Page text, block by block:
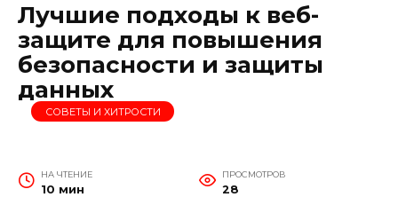
Лучшие подходы к веб-
защите для повышения
безопасности и защиты
данных
СОВЕТЫ И ХИТРОСТИ
НА ЧТЕНИЕ
10 мин
ПРОСМОТРОВ
28